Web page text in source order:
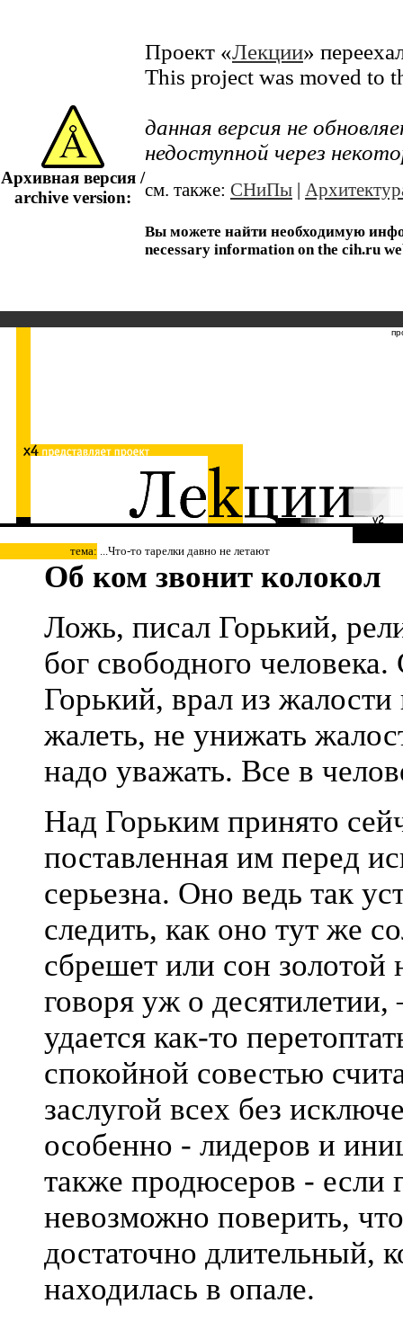
Архивная версия /
archive version:
Проект «Лекции»
This project was moved to
данная версия не
недоступной через
см. также: СНиПы
Вы можете найти необходимую
necessary information on the cih.ru
тема: ...Что-то тарелки давно не летают
Об ком звонит колокол
Ложь, писал Горький,
бог свободного
Горький, врал из
жалеть, не унижать
надо уважать. Все в
Над Горьким принято
поставленная им перед
серьезна. Оно ведь так
следить, как оно тут же
сбрешет или сон золотой
говоря уж о
удается как-то
спокойной совестью
заслугой всех без
особенно - лидеров и
также продюсеров - если
невозможно поверить,
достаточно длительный,
находилась в опале.